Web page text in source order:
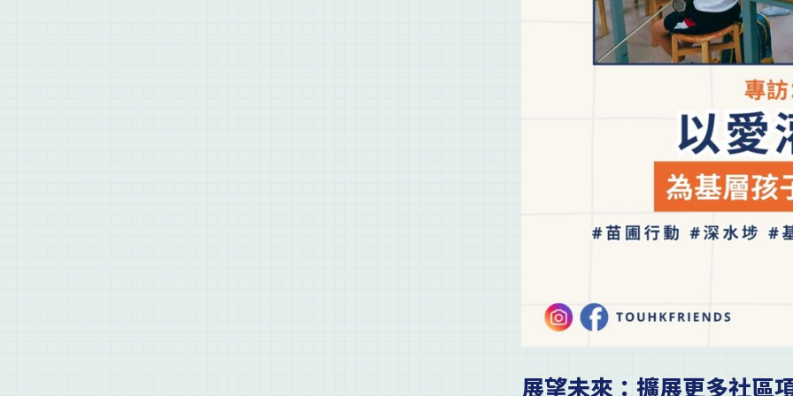
展望未來：擴展更多社區